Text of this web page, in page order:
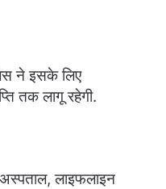
ने इसके लिए
तक लागू रहेगी.
अस्पताल, लाइफलाइन